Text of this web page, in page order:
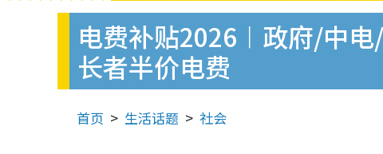
电费补贴2026︱政府/中
长者半价电费
首页 生活话题 社会